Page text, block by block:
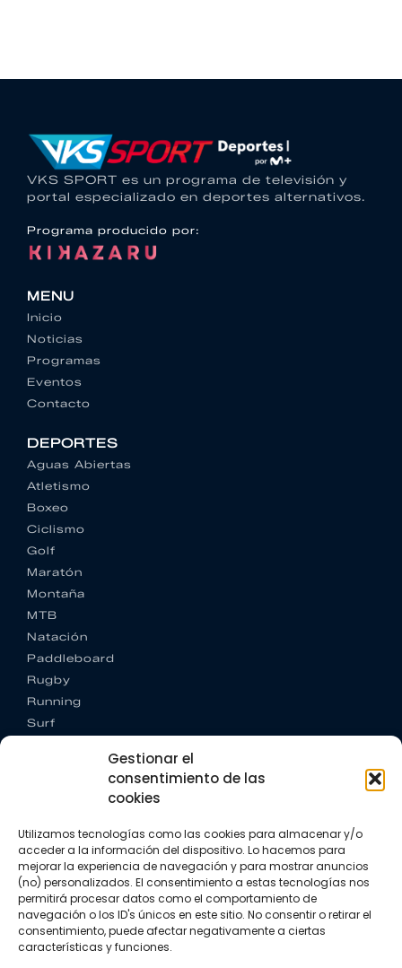
Gestionar el
consentimiento de las
cookies
Utilizamos tecnologías como las cookies para almacenar y/o
acceder a la información del dispositivo. Lo hacemos para
mejorar la experiencia de navegación y para mostrar anuncios
(no) personalizados. El consentimiento a estas tecnologías nos
permitirá procesar datos como el comportamiento de
navegación o los ID's únicos en este sitio. No consentir o retirar el
consentimiento, puede afectar negativamente a ciertas
características y funciones.
VKS SPORT es un programa de televisión y
portal especializado en deportes alternativos.
Programa producido por:
MENU
Inicio
Noticias
Programas
Eventos
Contacto
DEPORTES
Aguas Abiertas
Atletismo
Boxeo
Ciclismo
Golf
Maratón
Montaña
MTB
Natación
Paddleboard
Rugby
Running
Surf
CONTACTO
+34 662 342 177
info@vkssport.com
SÍGUENOS